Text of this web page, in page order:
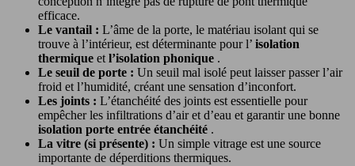
efficace.
Le vantail : L’âme de la porte, le matériau isolant qui se
trouve à l’intérieur, est déterminante pour l’ isolation
thermique et l’isolation phonique .
Le seuil de porte : Un seuil mal isolé peut laisser passer l’air
froid et l’humidité, créant une sensation d’inconfort.
Les joints : L’étanchéité des joints est essentielle pour
empêcher les infiltrations d’air et d’eau et garantir une bonne
isolation porte entrée étanchéité .
La vitre (si présente) : Un simple vitrage est une source
importante de déperditions thermiques.